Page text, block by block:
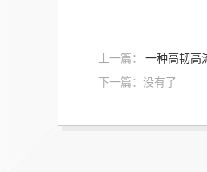
上一篇：
一种高韧高
下一篇：没有了